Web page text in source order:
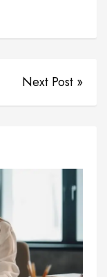
Next Post »